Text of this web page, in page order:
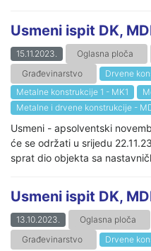
Usmeni ispit DK,
15.11.2023. Oglasna ploča
Građevinarstvo
Drvene
Metalne konstrukcije 1 - MK1
Metalne i drvene konstrukcije -
Usmeni - apsolventski
će se održati u srijedu
sprat dio objekta sa
Usmeni ispit DK,
13.10.2023. Oglasna ploča
Građevinarstvo
Drvene